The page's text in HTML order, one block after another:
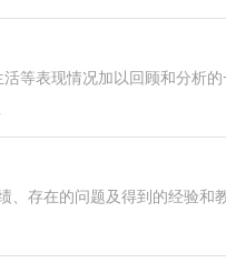
等表现情况加以回顾和分析
存在的问题及得到的经验和